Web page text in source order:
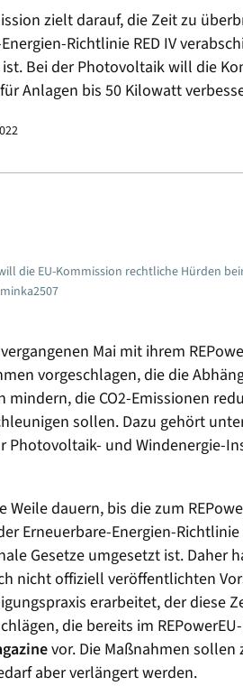
zielt darauf, die Zeit zu
Richtlinie RED IV
Bei der Photovoltaik will die
Anlagen bis 50 Kilowatt
die EU-Kommission rechtliche Hürden
Mai mit ihrem
vorgeschlagen, die die
mindern, die CO2-Emissionen
sollen. Dazu gehört
Photovoltaik- und Windenergie-
dauern, bis die zum
Erneuerbare-Energien-Richtlinie
Gesetze umgesetzt ist. Daher
nicht offiziell veröffentlichten
erarbeitet, der diese
die bereits im
vor. Die Maßnahmen sollen
aber verlängert werden.
Alles neu?
Energiemanagement und